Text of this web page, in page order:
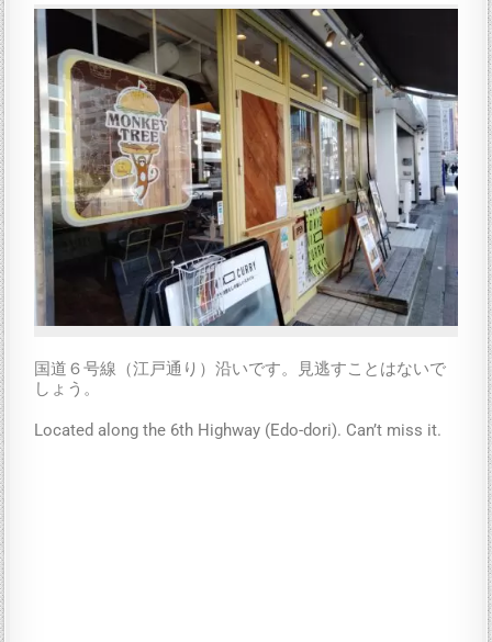
国道６号線（江戸通り）沿いです。見逃すことはないで
しょう。
Located along the 6th Highway (Edo-dori). Can’t miss it.